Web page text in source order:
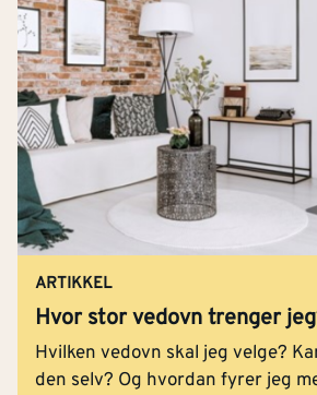
ARTIKKEL
Hvor stor vedovn trenger
Hvilken vedovn skal jeg velge?
den selv? Og hvordan fyrer jeg